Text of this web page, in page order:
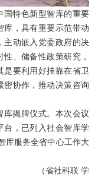
国特色新型智库的重要
库，具有重要示范带动
主动嵌入党委政府的决
、储备性政策研究，
要利用好挂靠在省卫
密协作，推动决策咨询
库揭牌仪式。本次会议
台，已列入社会智库学
库服务全省中心工作大
（省社科联 学